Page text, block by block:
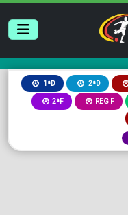
1ªD 2ªD
2ªF REG F